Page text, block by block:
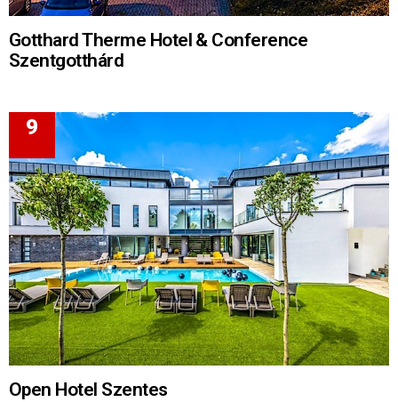
Gotthard Therme Hotel & Conference
Szentgotthárd
Open Hotel Szentes